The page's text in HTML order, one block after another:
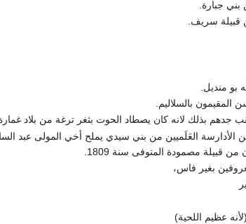
جبارة.
قبيلة سريف.
بو منديل.
المقيمون بالسلاليم.
جدهم بذلك لانه كان يصطاد الحوت بثغر ترغة من بلاد
من الأدارسة العَلَميين من بني سيدي يملح أخي المولى
من قبيلة مصمودة المتوفى سنة 1809.
بغير فاس،
عظيم اللحية)